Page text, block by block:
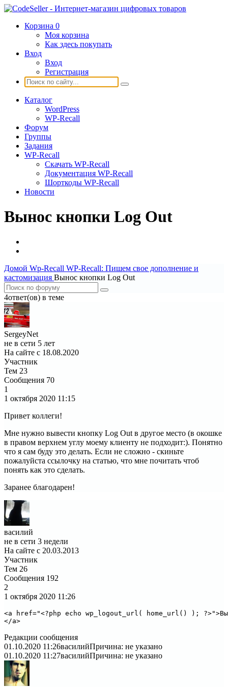
Корзина 0
Моя корзина
Как здесь покупать
Вход
Вход
Регистрация
Каталог
WordPress
WP-Recall
Форум
Группы
Задания
WP-Recall
Скачать WP-Recall
Документация WP-Recall
Шорткоды WP-Recall
Новости
Вынос кнопки Log Out
Домой Wp-Recall WP-Recall: Пишем свое дополнение и
кастомизация Вынос кнопки Log Out
4ответ(ов) в теме
SergeyNet
не в сети 5 лет
На сайте с 18.08.2020
Участник
Тем 23
Сообщения 70
1
1 октября 2020 11:15
Привет коллеги!
Мне нужно вывести кнопку Log Out в другое место (в окошке
в правом верхнем углу моему клиенту не подходит:). Понятно
что я сам буду это делать. Если не сложно - скиньте
пожалуйста ссылочку на статью, что мне почитать чтоб
понять как это сделать.
Заранее благодарен!
василий
не в сети 3 недели
На сайте с 20.03.2013
Участник
Тем 26
Сообщения 192
2
1 октября 2020 11:26
<a href="<?php echo wp_logout_url( home_url() );
</a>
Редакции сообщения
01.10.2020 11:26василийПричина: не указано
01.10.2020 11:27василийПричина: не указано